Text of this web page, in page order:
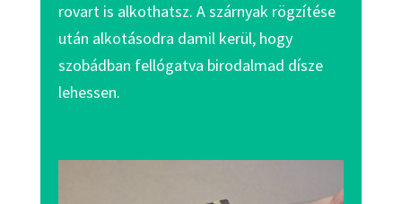
rovart is alkothatsz. A szárnyak rögzítése
után alkotásodra damil kerül, hogy
szobádban fellógatva birodalmad dísze
lehessen.